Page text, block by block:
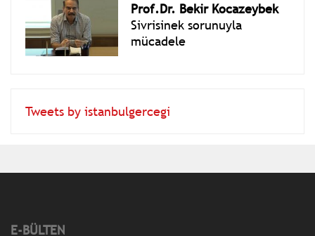
Prof.Dr. Bekir Kocazeybek
Sivrisinek sorunuyla
mücadele
Tweets by istanbulgercegi
E-BÜLTEN